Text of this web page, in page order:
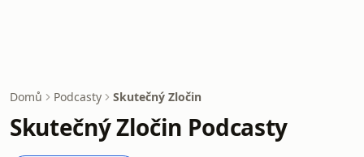
Domů Podcasty Skutečný Zločin
Skutečný Zločin Podcasty